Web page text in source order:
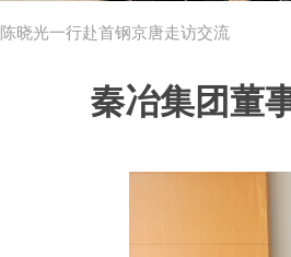
晓光一行赴首钢京唐走访交流
秦冶集团董